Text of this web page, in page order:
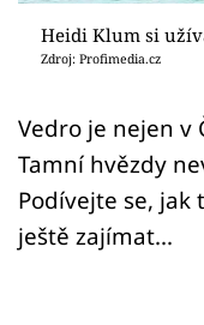
Videa
Přihlášení
Sledujte nás
Heidi Klum si
Zdroj: Profimedia.cz
Vedro je nejen v
Tamní hvězdy
Podívejte se, jak
ještě zajímat...